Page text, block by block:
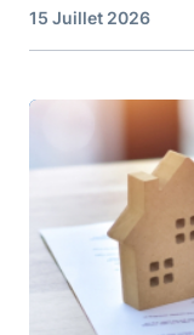
15 Juillet 2026